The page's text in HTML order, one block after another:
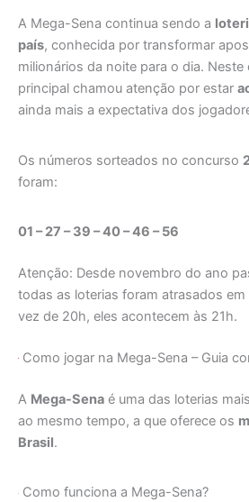
A Mega-Sena continua sendo a
país, conhecida por transformar
milionários da noite para o dia.
principal chamou atenção por estar
ainda mais a expectativa dos
Os números sorteados no concurso
foram:
01 – 27 – 39 – 40 – 46 – 56
Atenção: Desde novembro do ano
todas as loterias foram atrasados em
vez de 20h, eles acontecem às 21h.
Como jogar na Mega-Sena – Guia
A Mega-Sena é uma das loterias
ao mesmo tempo, a que oferece os
Brasil.
Como funciona a Mega-Sena?